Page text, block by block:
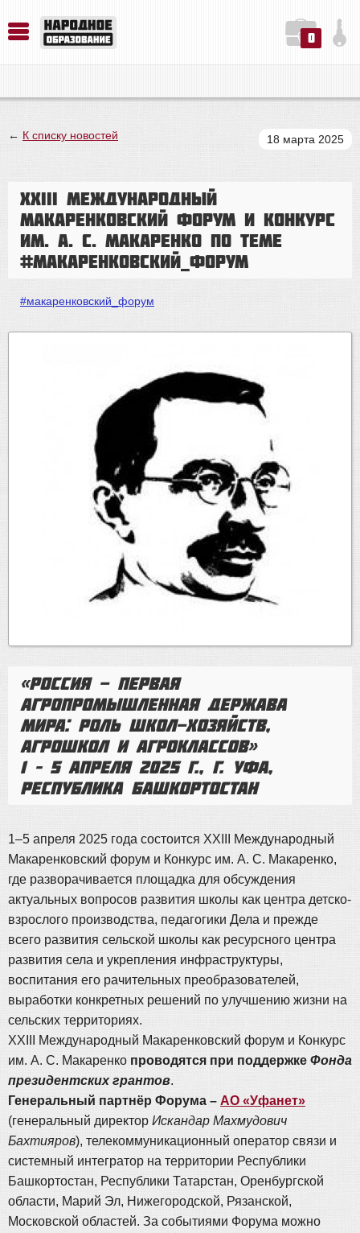
0
← К списку новостей 18 марта 2025
XXIII Международный
Макаренковский форум и Конкурс
им. А. С. Макаренко по теме
#макаренковский_форум
#макаренковский_форум
«Россия - первая
агропромышленная держава
мира: роль школ-хозяйств,
агрошкол и агроклассов»
1 – 5 апреля 2025 г., г. Уфа,
Республика Башкортостан
1–5 апреля 2025 года состоится XXIII Международный
Макаренковский форум и Конкурс им. А. С. Макаренко,
где разворачивается площадка для обсуждения
актуальных вопросов развития школы как центра детско-
взрослого производства, педагогики Дела и прежде
всего развития сельской школы как ресурсного центра
развития села и укрепления инфраструктуры,
воспитания его рачительных преобразователей,
выработки конкретных решений по улучшению жизни на
сельских территориях.
XXIII Международный Макаренковский форум и Конкурс
им. А. С. Макаренко проводятся при поддержке Фонда
президентских грантов.
Генеральный партнёр Форума – АО «Уфанет»
(генеральный директор Искандар Махмудович
Бахтияров), телекоммуникационный оператор связи и
системный интегратор на территории Республики
Башкортостан, Республики Татарстан, Оренбургской
области, Марий Эл, Нижегородской, Рязанской,
Московской областей. За событиями Форума можно